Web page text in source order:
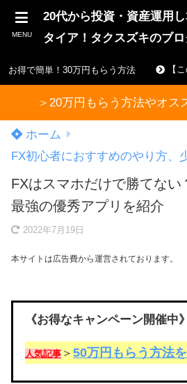
MENU
20代から投資・資産運用
タイア！タクスズキのブ
お得で簡単！30万円もらう方法 【
＞20万円もらう方法やオス
ホーム
FX初心者におすすめのやり方、
FXはスマホだけで勝てない
最強の優秀アプリを紹介
2022年7月19日
本サイトは広告費から運営されております。
《お得なキャンペーン開催中》
人気記事 ＞ 50万円もらう方法